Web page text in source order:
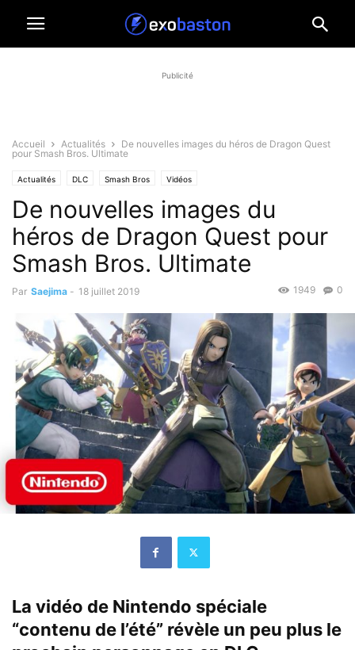
Publicité
Accueil Actualités
De nouvelles images du héros de Dragon Quest
pour Smash Bros. Ultimate
Actualités DLC Smash Bros Vidéos
De nouvelles images du
héros de Dragon Quest pour
Smash Bros. Ultimate
Par Saejima - 18 juillet 2019 0
1949
La vidéo de Nintendo spéciale
“contenu de l’été” révèle un peu plus le